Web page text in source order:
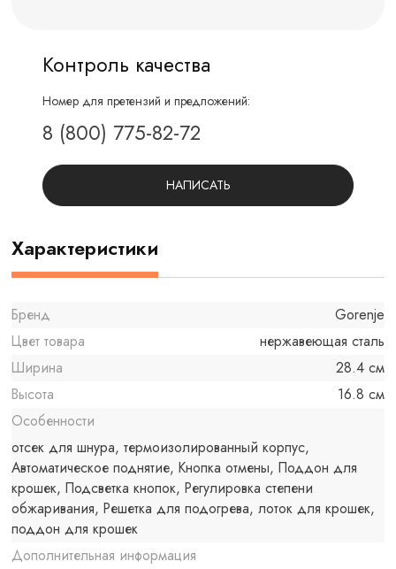
Контроль качества
Номер для претензий и предложений:
8 (800) 775-82-72
НАПИСАТЬ
Характеристики
Бренд
Gorenje
Цвет товара
нержавеющая сталь
Ширина
28.4 см
Высота
16.8 см
Особенности
отсек для шнура, термоизолированный корпус,
Автоматическое поднятие, Кнопка отмены, Поддон для
крошек, Подсветка кнопок, Регулировка степени
обжаривания, Решетка для подогрева, лоток для крошек,
поддон для крошек
Дополнительная информация